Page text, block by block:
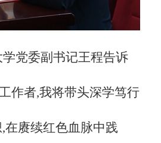
党委副书记王程告诉
作者,我将带头深学笃行
在赓续红色血脉中践